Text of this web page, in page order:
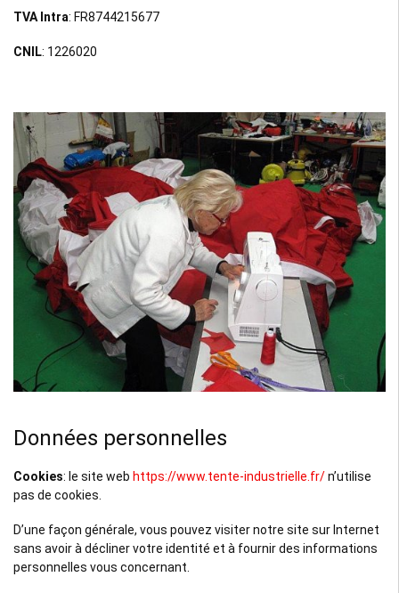
TVA Intra: FR8744215677
CNIL: 1226020
Données personnelles
Cookies: le site web https://www.tente-industrielle.fr/n’utilise
pas de cookies.
D’une façon générale, vous pouvez visiter notre site sur Internet
sans avoir à décliner votre identité et à fournir des informations
personnelles vous concernant.